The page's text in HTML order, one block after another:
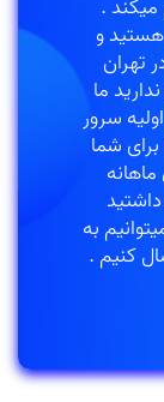
.
و
تهران
ما
سرور
شما
به
کنیم .